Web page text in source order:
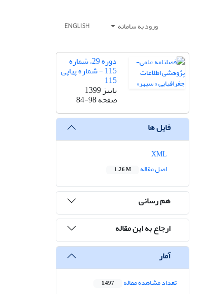
ورود به سامانه ENGLISH
دوره 29، شماره
115 - شماره پیاپی
115
پاییز 1399
صفحه84-98
فایل ها
اصل مقاله
1.26 M
هم رسانی
ارجاع به این مقاله
آمار
تعداد مشاهده مقاله 1,497